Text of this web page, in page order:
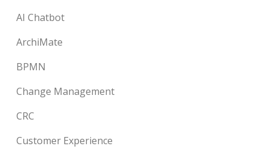
AI Chatbot
ArchiMate
BPMN
Change Management
CRC
Customer Experience